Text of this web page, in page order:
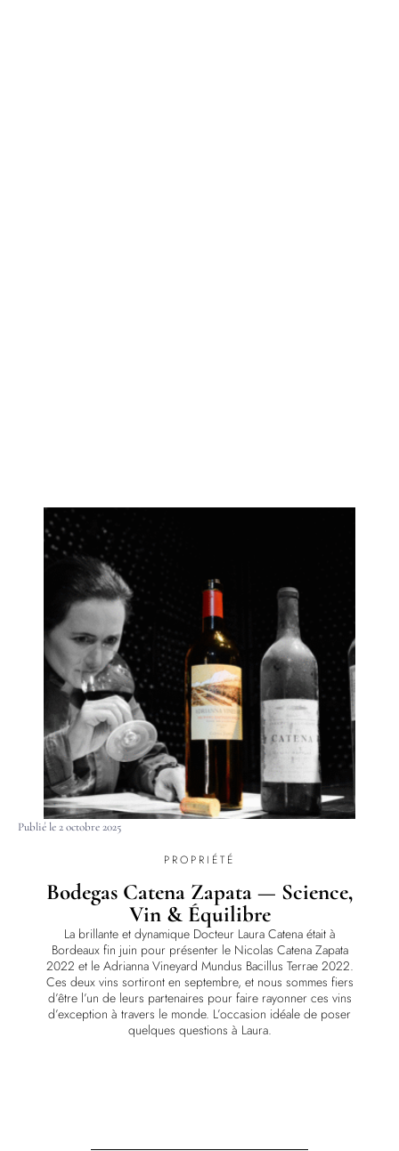
PROPRIÉTÉ
Bodegas Catena Zapata — Science,
Vin & Équilibre
La brillante et dynamique Docteur Laura Catena était à
Bordeaux fin juin pour présenter le Nicolas Catena Zapata
2022 et le Adrianna Vineyard Mundus Bacillus Terrae 2022.
Ces deux vins sortiront en septembre, et nous sommes fiers
d’être l’un de leurs partenaires pour faire rayonner ces vins
d’exception à travers le monde. L’occasion idéale de poser
quelques questions à Laura.
Publié le2 octobre 2025